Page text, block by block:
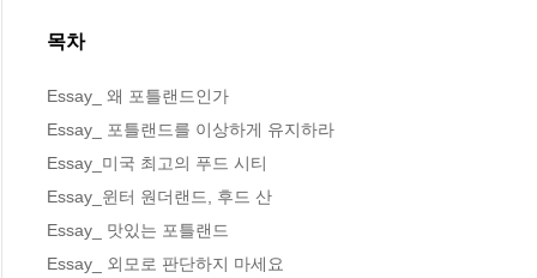
목차
Essay_ 왜 포틀랜드인가
Essay_ 포틀랜드를 이상하게 유지하라
Essay_미국 최고의 푸드 시티
Essay_윈터 원더랜드, 후드 산
Essay_ 맛있는 포틀랜드
Essay_ 외모로 판단하지 마세요